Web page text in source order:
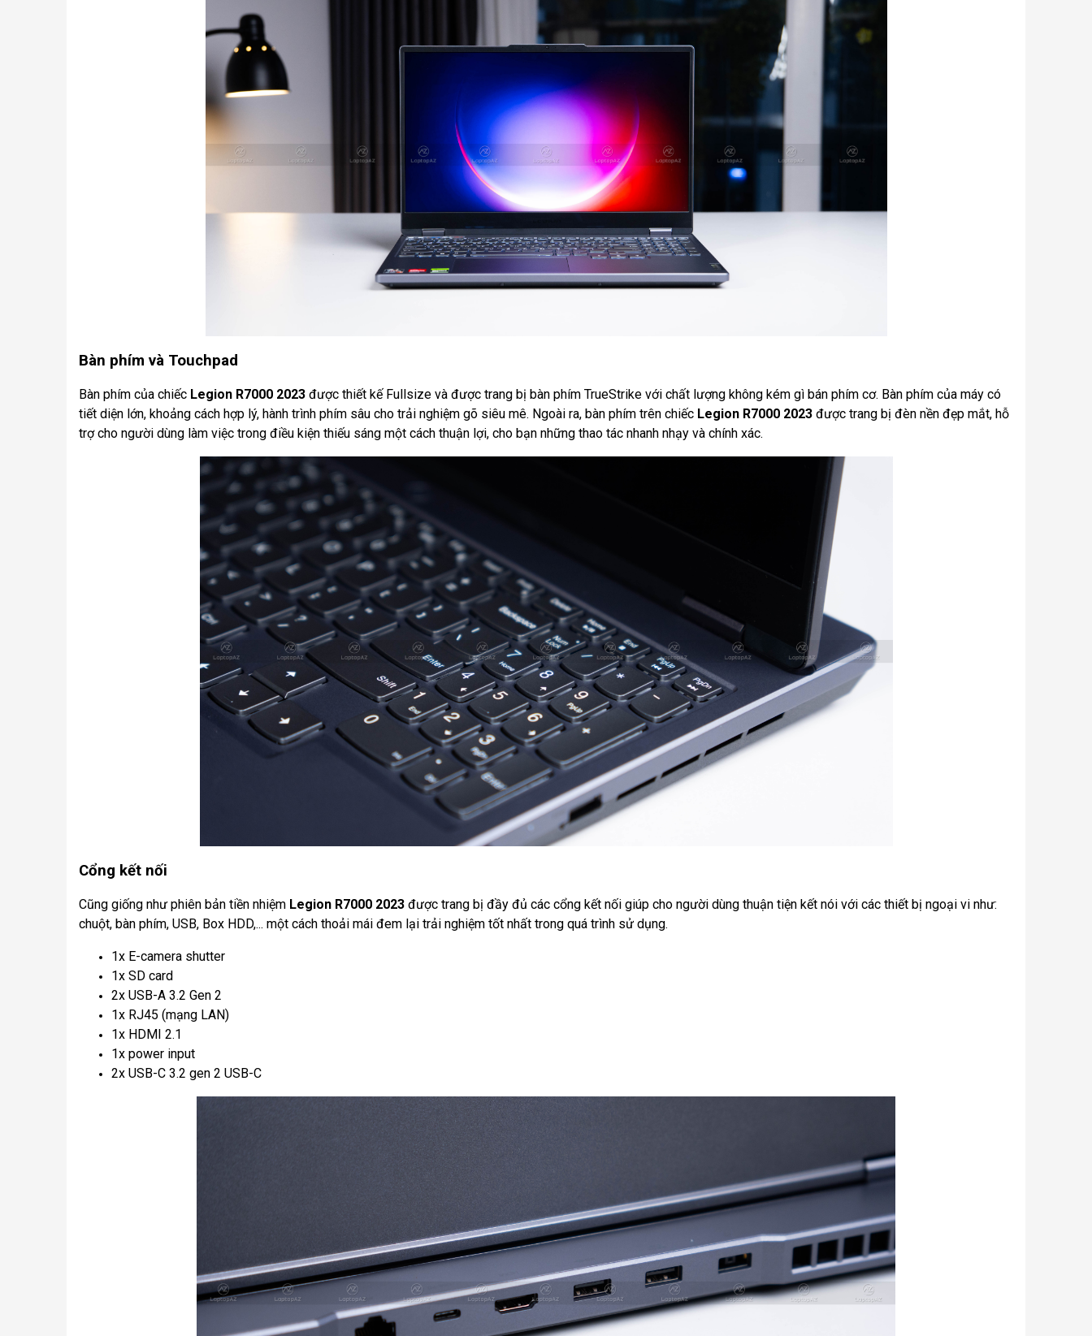
Bàn phím và Touchpad
Bàn phím của chiếc Legion R7000 2023 được thiết kế Fullsize và được trang bị bàn phím TrueStrike với chất lượng không kém gì bán phím cơ. Bàn phím của máy có
tiết diện lớn, khoảng cách hợp lý, hành trình phím sâu cho trải nghiệm gõ siêu mê. Ngoài ra, bàn phím trên chiếc Legion R7000 2023 được trang bị đèn nền đẹp mắt, hỗ
trợ cho người dùng làm việc trong điều kiện thiếu sáng một cách thuận lợi, cho bạn những thao tác nhanh nhạy và chính xác.
Cổng kết nối
Cũng giống như phiên bản tiền nhiệm Legion R7000 2023 được trang bị đầy đủ các cổng kết nối giúp cho người dùng thuận tiện kết nói với các thiết bị ngoại vi như:
chuột, bàn phím, USB, Box HDD,... một cách thoải mái đem lại trải nghiệm tốt nhất trong quá trình sử dụng.
1x E-camera shutter
1x SD card
2x USB-A 3.2 Gen 2
1x RJ45 (mạng LAN)
1x HDMI 2.1
1x power input
2x USB-C 3.2 gen 2 USB-C